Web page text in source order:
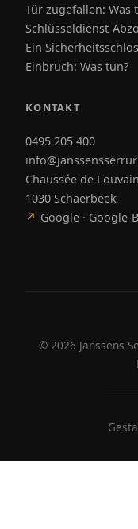
Tür zugefallen: Was
Schlüsseldienst-
Ein
Einbruch: Was tun?
KONTAKT
0495 205 400
Chaussée de
1030 Schaerbeek
↗ Google · Google-
© 2026 Janssens